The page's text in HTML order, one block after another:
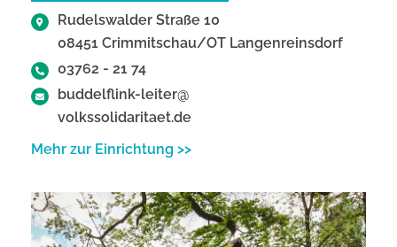
Rudelswalder Straße 10
08451 Crimmitschau/OT Langenreinsdorf
03762 - 21 74
buddelflink-leiter@
volkssolidaritaet.de
Mehr zur Einrichtung >>